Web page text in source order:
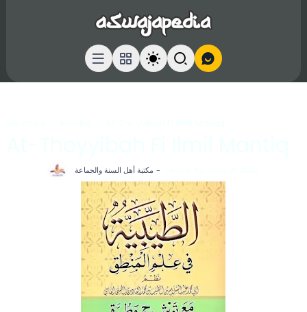
مكتبة أهل السنة والجماعة